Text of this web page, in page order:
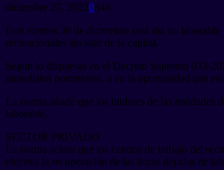
diciembre 27, 20220346
Este viernes 30 de diciembre será día no
recreacionales sin salir de la capital.
Según lo dispuesto en el Decreto Supremo 033-
inmediatos posteriores, o en la oportunidad que
La norma añade que los titulares de las entidades
laborable.
SECTOR PRIVADO
La norma aclara que los centros de trabajo del
efectiva la recuperación de las horas dejadas de